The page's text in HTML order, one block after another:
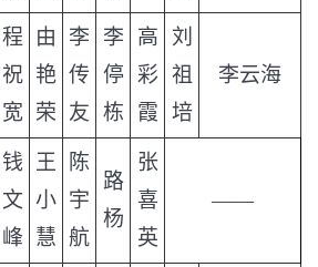
程
祝
宽
由
艳
荣
李
传
友
李
停
栋
高
彩
霞
刘
祖
培
李云海
钱
文
峰
王
小
慧
陈
宇
航
路
杨
张
喜
英
——